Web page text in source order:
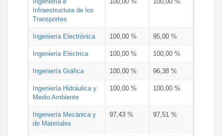
Infraestructura de los
Transportes
Ingeniería Electrónica 100,00 % 95,00 %
Ingeniería Eléctrica 100,00 % 100,00 %
Ingeniería Gráfica 100,00 % 96,38 %
Ingeniería Hidráulica y
Medio Ambiente
100,00 % 100,00 %
Ingeniería Mecánica y
de Materiales
97,43 % 97,51 %